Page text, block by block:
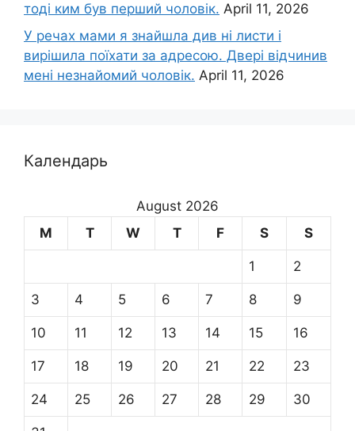
тоді ким був перший чоловік. April 11, 2026
У речах мами я знайшла див ні листи і
вирішила поїхати за адресою. Двері відчинив
мені незнайомий чоловік. April 11, 2026
Календарь
August 2026
M
T W T F S S
1 2
3 4 5 6 7 8 9
10 11 12 13 14 15 16
17 18 19 20 21 22 23
24 25 26 27 28 29 30